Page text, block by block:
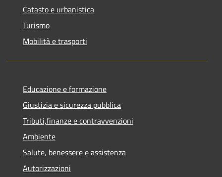
Catasto e urbanistica
Turismo
Mobilità e trasporti
Educazione e formazione
Giustizia e sicurezza pubblica
Tributi,finanze e contravvenzioni
Ambiente
Salute, benessere e assistenza
Autorizzazioni